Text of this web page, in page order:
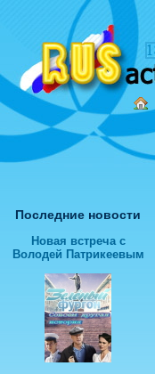
Последние новости
Новая встреча с
Володей Патрикеевым